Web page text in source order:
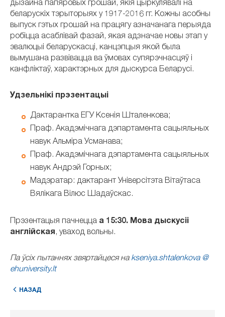
дызайна папяровых грошай, якія цыркулявалі на
беларускіх тэрыторыях у 1917-2016 гг. Кожны асобны
выпуск гэтых грошай на працягу азначанага перыяда
робіцца асаблівай фазай, якая адзначае новы этап у
эвалюцыі беларускасці, канцэпцыя якой была
вымушана развівацца ва ўмовах супярэчнасцяў і
канфліктаў, характэрных для дыскурса Беларусі.
Удзельнікі прэзентацыі
Дактарантка ЕГУ Ксенія Шталенкова;
Праф. Акадэмічнага дэпартамента сацыяльных
навук Альміра Усманава;
Праф. Акадэмічнага дэпартамента сацыяльных
навук Андрэй Горных;
Мадэратар: дактарант Універсітэта Вітаўтаса
Вялікага Вілюс Шадаўскас.
Прэзентацыя пачнецца а 15:30. Мова дыскусіі
англійская, уваход вольны.
Па ўсіх пытаннях звяртайцеся на kseniya.shtalenkova @
ehuniversity.lt
НАЗАД